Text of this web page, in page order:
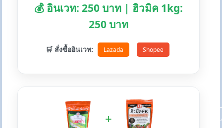
💰 อินเวท: 250 บาท | ฮิวมิค 1kg:
250 บาท
🛒 สั่งซื้ออินเวท: Lazada Shopee
+